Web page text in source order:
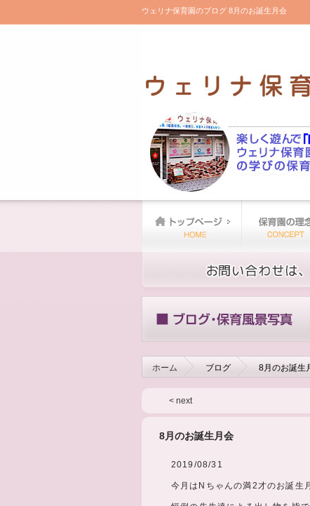
ウェリナ保育園のブログ 8月のお誕生月会
ホーム ブログ 8月のお誕生
< next
8月のお誕生月会
2019/08/31
今月はNちゃんの満2才のお誕生